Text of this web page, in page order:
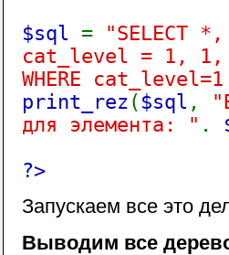
$sql =
"SELECT
cat_level = 1, 1,
WHERE
print_rez ( $sql ,
для элемента: " .
?>
Запускаем все это
Выводим все